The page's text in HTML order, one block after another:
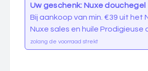
Uw geschenk: Nuxe douchegel
Bij aankoop van min. €39 uit het
Nuxe sales en huile Prodigieuse
zolang de voorraad strekt